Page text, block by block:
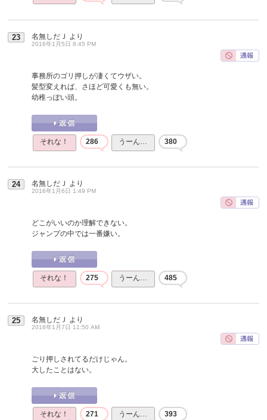
23 名無しだＪ より
2016年1月5日 8:45 PM
事務所のゴリ押しが凄くてウザい。
髪型変えれば、さほど可愛くも無い。
幼稚っぽい頭。
それな！ 286 うーん… 380
24 名無しだＪ より
2016年1月6日 1:49 PM
どこがいいのか理解できない。
ジャンプの中では一番嫌い。
それな！ 275 うーん… 485
25 名無しだＪ より
2016年1月7日 11:50 AM
ごり押しされてるだけじゃん。
大したことはない。
それな！ 271 うーん… 393